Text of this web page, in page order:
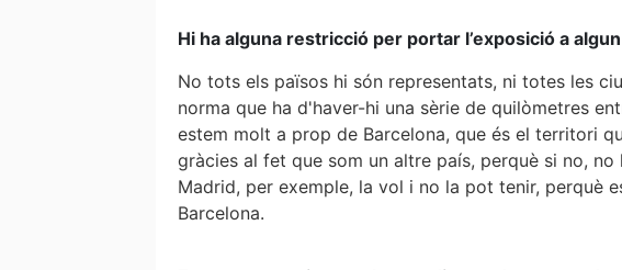
Hi ha alguna restricció per portar l’exposició a
No tots els països hi són representats, ni totes les
norma que ha d'haver-hi una sèrie de quilòmetres
estem molt a prop de Barcelona, que és el territori
gràcies al fet que som un altre país, perquè si no,
Madrid, per exemple, la vol i no la pot tenir, perquè
Barcelona.